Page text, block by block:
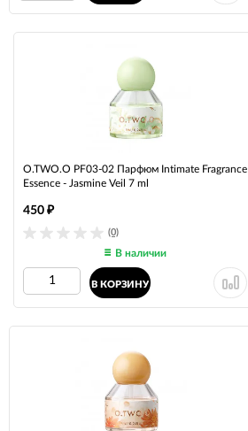
O.TWO.O PF03-02 Парфюм Intimate Fragrance
Essence - Jasmine Veil 7 ml
(0)
450 ₽
В наличии
В КОРЗИНУ